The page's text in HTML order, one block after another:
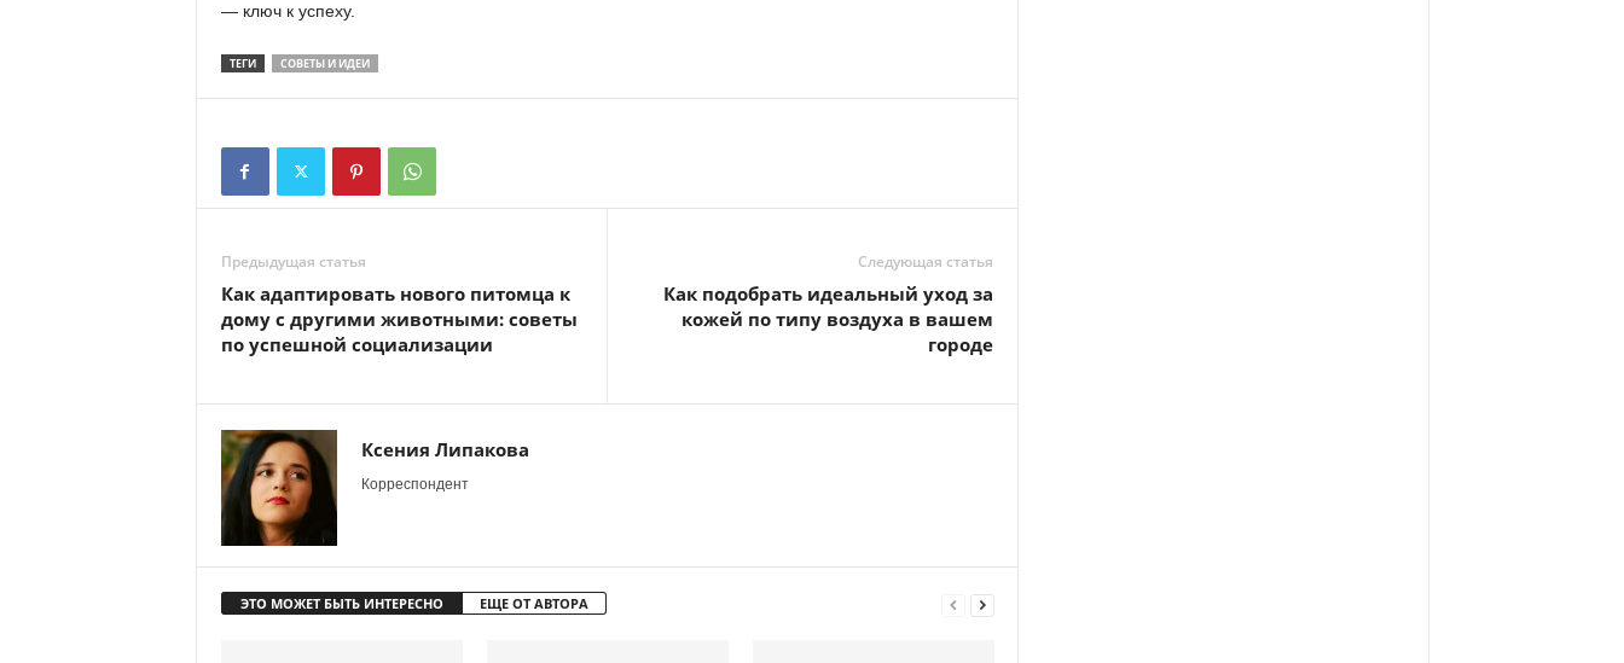
— ключ к успеху.
ТЕГИ СОВЕТЫ И ИДЕИ
Предыдущая статья
Как адаптировать нового питомца к
дому с другими животными: советы
по успешной социализации
Следующая статья
Как подобрать идеальный уход за
кожей по типу воздуха в вашем
городе
Ксения Липакова
Корреспондент
ЭТО МОЖЕТ БЫТЬ ИНТЕРЕСНО ЕЩЕ ОТ АВТОРА